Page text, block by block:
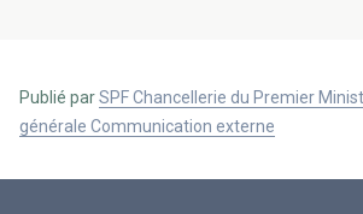
Publié parSPF Chancellerie du Premier
générale Communication externe